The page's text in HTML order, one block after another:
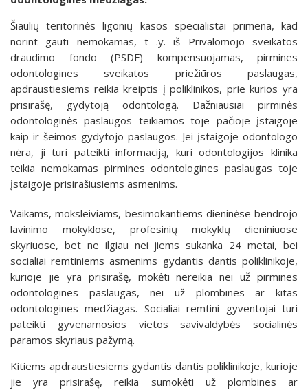
Šiaulių teritorinės ligonių kasos specialistai primena, kad
norint gauti nemokamas, t .y. iš Privalomojo sveikatos
draudimo fondo (PSDF) kompensuojamas, pirmines
odontologines sveikatos priežiūros paslaugas,
apdraustiesiems reikia kreiptis į poliklinikos, prie kurios yra
prisirašę, gydytoją odontologą. Dažniausiai pirminės
odontologinės paslaugos teikiamos toje pačioje įstaigoje
kaip ir šeimos gydytojo paslaugos. Jei įstaigoje odontologo
nėra, ji turi pateikti informaciją, kuri odontologijos klinika
teikia nemokamas pirmines odontologines paslaugas toje
įstaigoje prisirašiusiems asmenims.
Vaikams, moksleiviams, besimokantiems dieninėse bendrojo
lavinimo mokyklose, profesinių mokyklų dieniniuose
skyriuose, bet ne ilgiau nei jiems sukanka 24 metai, bei
socialiai remtiniems asmenims gydantis dantis poliklinikoje,
kurioje jie yra prisirašę, mokėti nereikia nei už pirmines
odontologines paslaugas, nei už plombines ar kitas
odontologines medžiagas. Socialiai remtini gyventojai turi
pateikti gyvenamosios vietos savivaldybės socialinės
paramos skyriaus pažymą.
Kitiems apdraustiesiems gydantis dantis poliklinikoje, kurioje
jie yra prisirašę, reikia sumokėti už plombines ar